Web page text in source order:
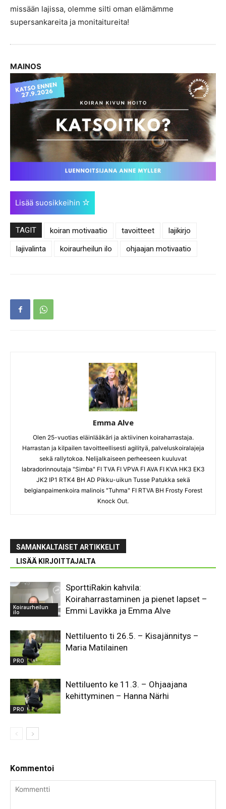
missään lajissa, olemme silti oman elämämme
supersankareita ja monitaitureita!
MAINOS
Lisää suosikkeihin
TAGIT koiran motivaatio tavoitteet
lajikirjo
lajivalinta
koiraurheilun ilo ohjaajan motivaatio
Emma Alve
Olen 25-vuotias eläinlääkäri ja aktiivinen koiraharrastaja.
Harrastan ja kilpailen tavoitteellisesti agilityä, palveluskoiralajeja
sekä rallytokoa. Nelijalkaiseen perheeseen kuuluvat
labradorinnoutaja "Simba" FI TVA FI VPVA FI AVA FI KVA HK3 EK3
JK2 IP1 RTK4 BH AD Pikku-uikun Tusse Patukka sekä
belgianpaimenkoira malinois "Tuhma" FI RTVA BH Frosty Forest
Knock Out.
SAMANKALTAISET ARTIKKELIT
LISÄÄ KIRJOITTAJALTA
Koiraurheilun
ilo
SporttiRakin kahvila:
Koiraharrastaminen ja pienet lapset –
Emmi Lavikka ja Emma Alve
PRO
Nettiluento ti 26.5. – Kisajännitys –
Maria Matilainen
PRO
Nettiluento ke 11.3. – Ohjaajana
kehittyminen – Hanna Närhi
Kommentoi